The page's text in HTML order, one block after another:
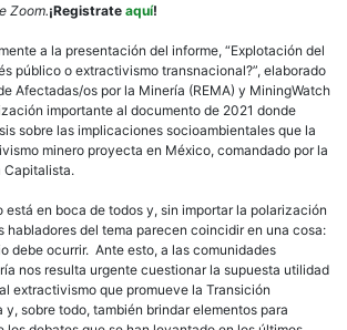
Zoom.¡Registrate aquí!
a la presentación del informe, “Explotación del
público o extractivismo transnacional?”, elaborado
Afectadas/os por la Minería (REMA) y MiningWatch
importante al documento de 2021 donde
sobre las implicaciones socioambientales que la
minero proyecta en México, comandado por la
Capitalista.
está en boca de todos y, sin importar la polarización
habladores del tema parecen coincidir en una cosa:
debe ocurrir. Ante esto, a las comunidades
nos resulta urgente cuestionar la supuesta utilidad
extractivismo que promueve la Transición
y, sobre todo, también brindar elementos para